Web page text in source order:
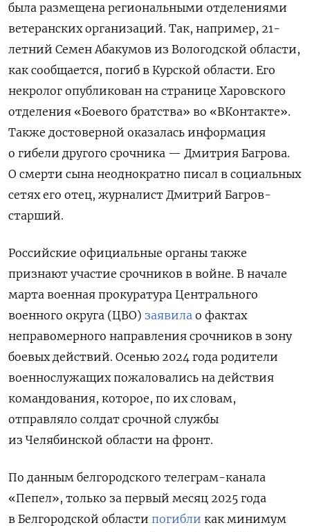
была размещена региональными отделениями
ветеранских организаций. Так, например, 21-
летний Семен Абакумов из Вологодской области,
как сообщается, погиб в Курской области. Его
некролог опубликован на странице Харовского
отделения «Боевого братства» во «ВКонтакте».
Также достоверной оказалась информация
о гибели другого срочника — Дмитрия Багрова.
О смерти сына неоднократно писал в социальных
сетях его отец, журналист Дмитрий Багров-
старший.
Российские официальные органы также
признают участие срочников в войне. В начале
марта военная прокуратура Центрального
военного округа (ЦВО) заявила о фактах
неправомерного направления срочников в зону
боевых действий. Осенью 2024 года родители
военнослужащих пожаловались на действия
командования, которое, по их словам,
отправляло солдат срочной службы
из Челябинской области на фронт.
По данным белгородского телеграм-канала
«Пепел», только за первый месяц 2025 года
в Белгородской области погибли как минимум